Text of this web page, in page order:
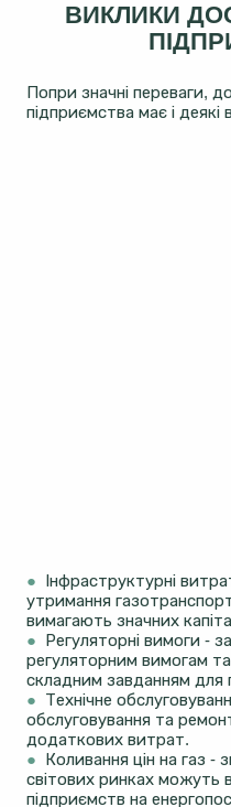
ВИКЛИКИ
Попри значні переваги,
підприємства має і
● Інфраструктурні
утримання
вимагають значних
● Регуляторні вимоги -
регуляторним вимогам
складним завданням для
● Технічне
обслуговування та
додаткових витрат.
● Коливання цін на газ -
світових ринках можуть
підприємств на